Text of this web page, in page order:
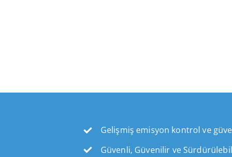
Gelişmiş emisyon kontrol ve
Güvenli, Güvenilir ve